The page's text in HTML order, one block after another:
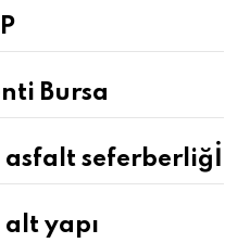
Bursa
asfalt seferberliğİ
yapı